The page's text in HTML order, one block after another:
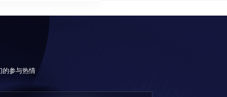
的参与热情